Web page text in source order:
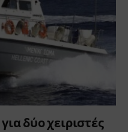
δύο χειριστές